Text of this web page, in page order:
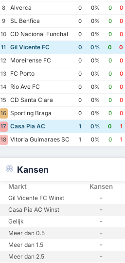
2/10/2023
Gil Vicente FC
Casa Pia AC
0
27/5/2023
Gil Vicente FC
Casa Pia AC
8
Alverca 0 0% 0 0
9
SL Benfica 0 0% 0 0
10 CD Nacional Funchal 0 0% 0 0
11
Gil Vicente FC 0 0% 0 0
12
Moreirense FC 0 0% 0 0
13
FC Porto 0 0% 0 0
14
Rio Ave FC 0 0% 0 0
15
CD Santa Clara 0 0% 0 0
16 Sporting Braga 0 0% 0 0
17 Casa Pia AC 1 0% 0 1
18 Vitoria Guimaraes SC 1 0% 0 1
Kansen
Markt Kansen
Gil Vicente FC Winst -
Casa Pia AC Winst -
Gelijk -
Meer dan 0.5 -
Meer dan 1.5 -
Meer dan 2.5 -